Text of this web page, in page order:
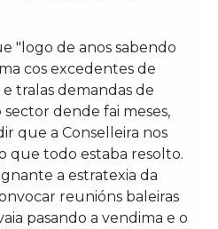
"logo de anos sabendo
cos excedentes de
tralas demandas de
dende fai meses,
que a Conselleira nos
que todo estaba resolto.
a estratexia da
reunións baleiras
pasando a vendima e o